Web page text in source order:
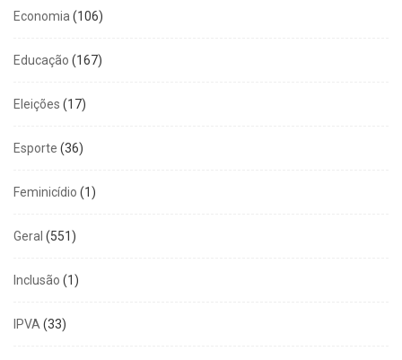
Economia(106)
Educação (167)
Eleições (17)
Esporte (36)
Feminicídio (1)
Geral (551)
Inclusão (1)
IPVA(33)